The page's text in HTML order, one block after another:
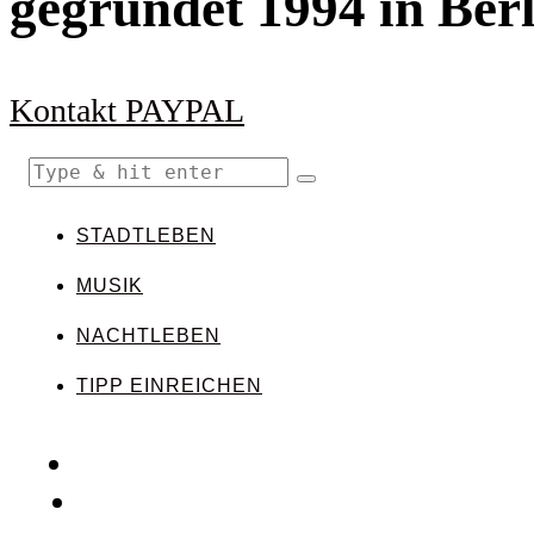
Kontakt PAYPAL
STADTLEBEN
MUSIK
NACHTLEBEN
TIPP EINREICHEN